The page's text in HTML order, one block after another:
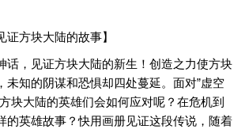
证方块大陆的故事】
话，见证方块大陆的新生！创造之力使方块
未知的阴谋和恐惧却四处蔓延。面对”虚空
块大陆的英雄们会如何应对呢？在危机到
的英雄故事？快用画册见证这段传说，随着